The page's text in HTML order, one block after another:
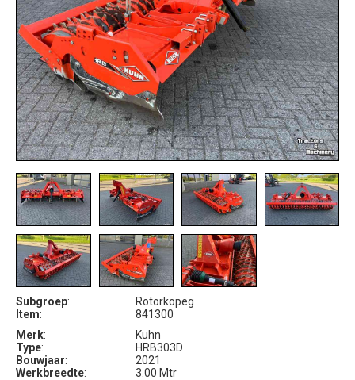
Subgroep:
Rotorkopeg
Item:
841300
Merk:
Kuhn
Type:
HRB303D
Bouwjaar:
2021
Werkbreedte:
3.00 Mtr